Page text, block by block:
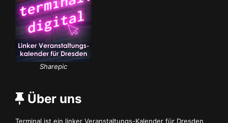
Sharepic
Über uns
Terminal ist ein linker Veranstaltungs-Kalender für Dresden